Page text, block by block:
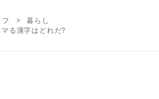
暮らし
る漢字はどれだ?